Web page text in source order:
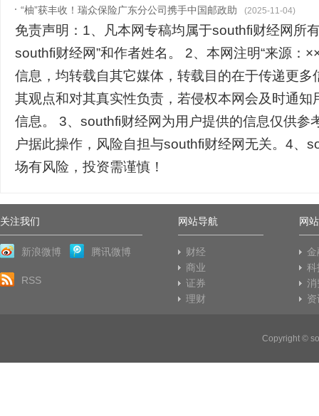
31)
“柚”获丰收！瑞众保险广东分公司携手中国邮政助 (2025-11-04)
免责声明：1、凡本网专稿均属于southfi财经网所
southfi财经网”和作者姓名。 2、本网注明“来源：
信息，均转载自其它媒体，转载目的在于传递更多
其观点和对其真实性负责，若侵权本网会及时通知
信息。 3、southfi财经网为用户提供的信息仅供参
户据此操作，风险自担与southfi财经网无关。4、
场有风险，投资需谨慎！
关注我们
新浪微博 腾讯微博
RSS
网站导航
财经
商业
证券
理财
网
金
科
消
Copyright ©